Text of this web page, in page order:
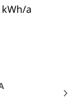
kWh/a